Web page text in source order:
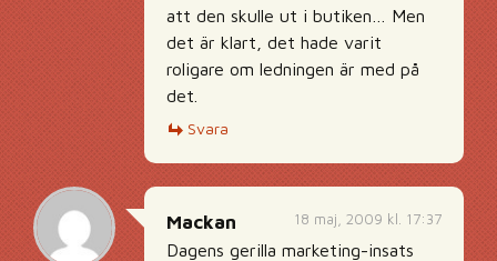
att den skulle ut i butiken… Men
det är klart, det hade varit
roligare om ledningen är med på
det.
Svara
18 maj, 2009 kl. 17:37
Mackan
Dagens gerilla marketing-insats